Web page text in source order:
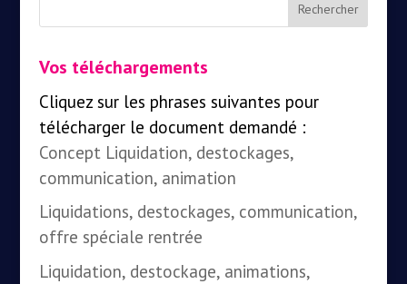
Vos téléchargements
Cliquez sur les phrases suivantes pour
télécharger le document demandé :
Concept Liquidation, destockages,
communication, animation
Liquidations, destockages, communication,
offre spéciale rentrée
Liquidation, destockage, animations,